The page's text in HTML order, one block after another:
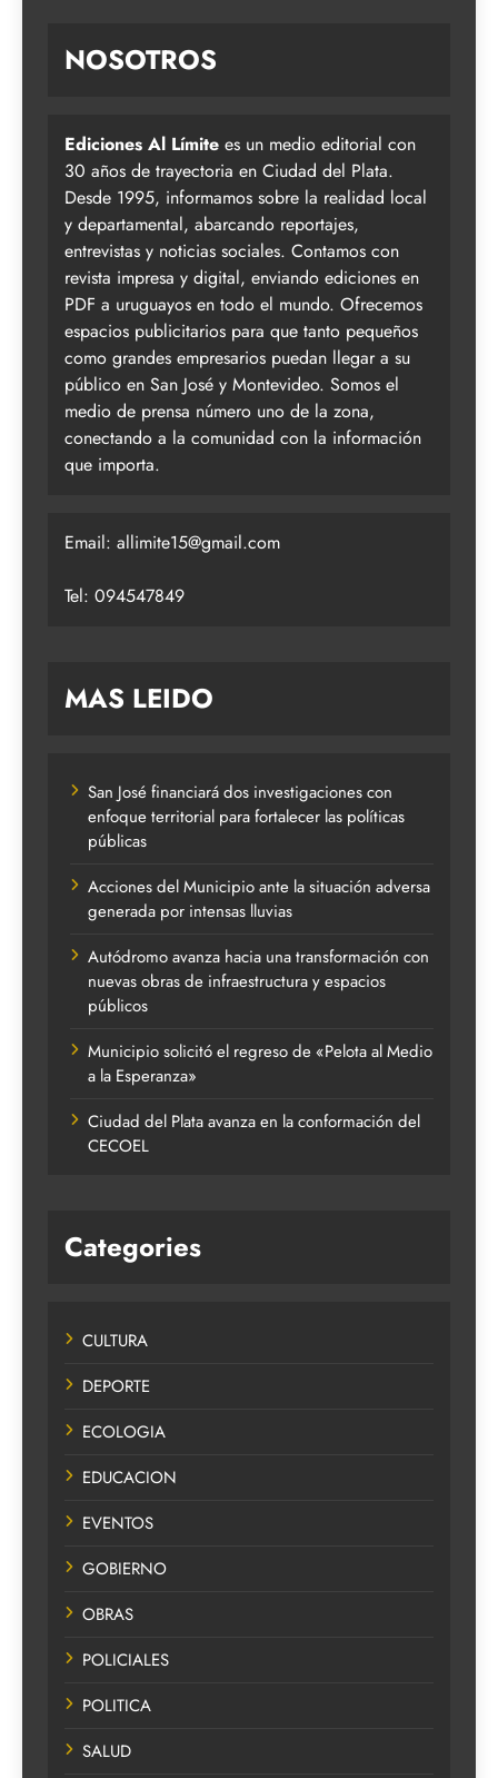
NOSOTROS
Ediciones Al Límite es un medio editorial con
30 años de trayectoria en Ciudad del Plata.
Desde 1995, informamos sobre la realidad local
y departamental, abarcando reportajes,
entrevistas y noticias sociales. Contamos con
revista impresa y digital, enviando ediciones en
PDF a uruguayos en todo el mundo. Ofrecemos
espacios publicitarios para que tanto pequeños
como grandes empresarios puedan llegar a su
público en San José y Montevideo. Somos el
medio de prensa número uno de la zona,
conectando a la comunidad con la información
que importa.
Email: allimite15@gmail.com
Tel: 094547849
MAS LEIDO
San José financiará dos investigaciones con
enfoque territorial para fortalecer las políticas
públicas
Acciones del Municipio ante la situación adversa
generada por intensas lluvias
Autódromo avanza hacia una transformación con
nuevas obras de infraestructura y espacios
públicos
Municipio solicitó el regreso de «Pelota al Medio
a la Esperanza»
Ciudad del Plata avanza en la conformación del
CECOEL
Categories
CULTURA
DEPORTE
ECOLOGIA
EDUCACION
EVENTOS
GOBIERNO
OBRAS
POLICIALES
POLITICA
SALUD